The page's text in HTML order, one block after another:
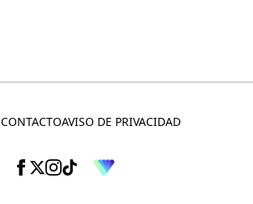
CONTACTOAVISO DE PRIVACIDAD